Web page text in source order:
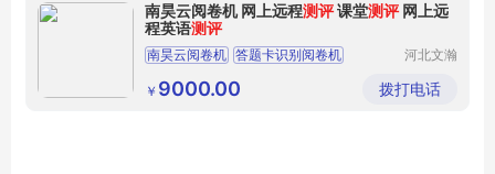
南昊云阅卷机 网上远程测评课堂测评网上远
程英语测评
南昊云阅卷机 答题卡识别阅卷机
大数据阅卷机
河北文瀚
技发展有
限公司
￥ 9000.00 拨打电话